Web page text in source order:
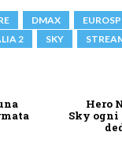
DMAX
2 SKY
Hero
Sky ogni